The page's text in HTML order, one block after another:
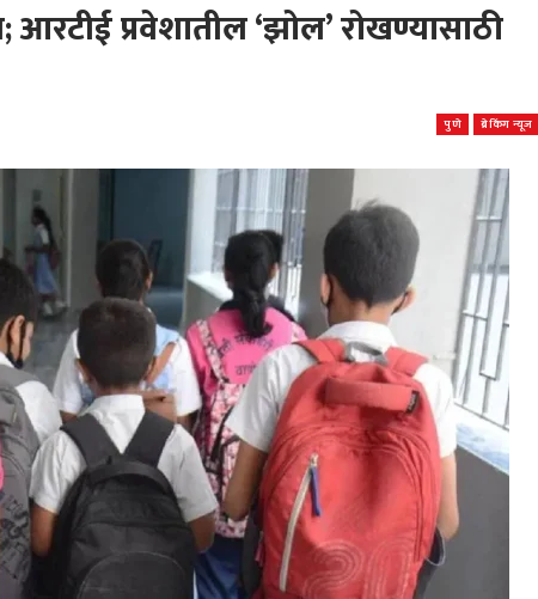
आरटीई प्रवेशातील ‘झोल’ रोखण्यासाठी
पुणे ब्रेकिंग न्यूज